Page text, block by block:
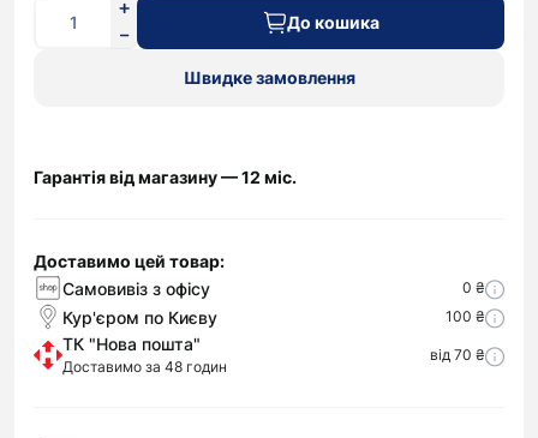
До кошика
Швидке замовлення
Гарантія від магазину — 12 міс.
Доставимо цей товар:
Самовивіз з офісу
0 ₴
Кур'єром по Києву 100 ₴
ТК "Нова пошта"
Доставимо за 48 годин
від 70 ₴